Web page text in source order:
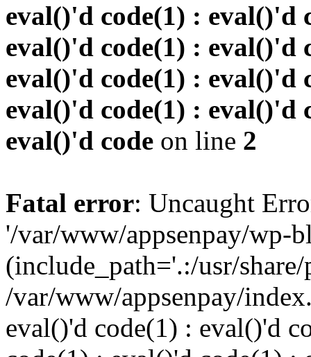
eval()'d code(1) : eval()'d
eval()'d code(1) : eval()'d
eval()'d code(1) : eval()'d
eval()'d code(1) : eval()'d
eval()'d code on line 2
Fatal error: Uncaught
'/var/www/appsenpay/wp-
(include_path='.:/usr/
/var/www/appsenpay/
eval()'d code(1) : eval()'d